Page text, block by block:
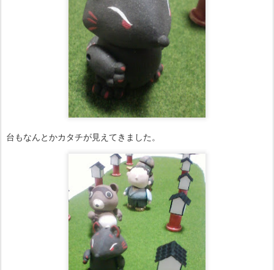
台もなんとかカタチが見えてきました。